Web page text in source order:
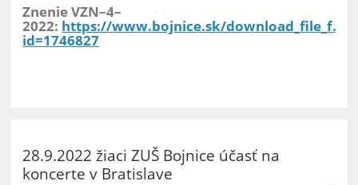
Znenie VZN–4–
2022: https://www.bojnice.sk/
id=1746827
28.9.2022 žiaci ZUŠ Bojnice účasť na
koncerte v Bratislave